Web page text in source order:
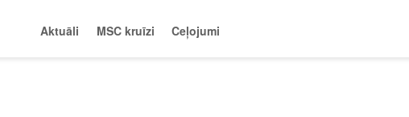
Aktuāli MSC kruīzi Ceļojumi